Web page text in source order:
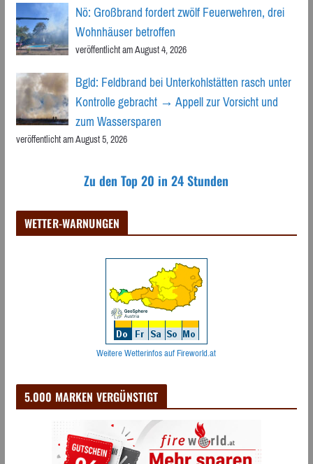
Nö: Großbrand fordert zwölf Feuerwehren, drei
Wohnhäuser betroffen
veröffentlicht am August 4, 2026
Bgld: Feldbrand bei Unterkohlstätten rasch unter
Kontrolle gebracht → Appell zur Vorsicht und
zum Wassersparen
veröffentlicht am August 5, 2026
Zu den Top 20 in 24 Stunden
WETTER-WARNUNGEN
Weitere Wetterinfos auf Fireworld.at
5.000 MARKEN VERGÜNSTIGT